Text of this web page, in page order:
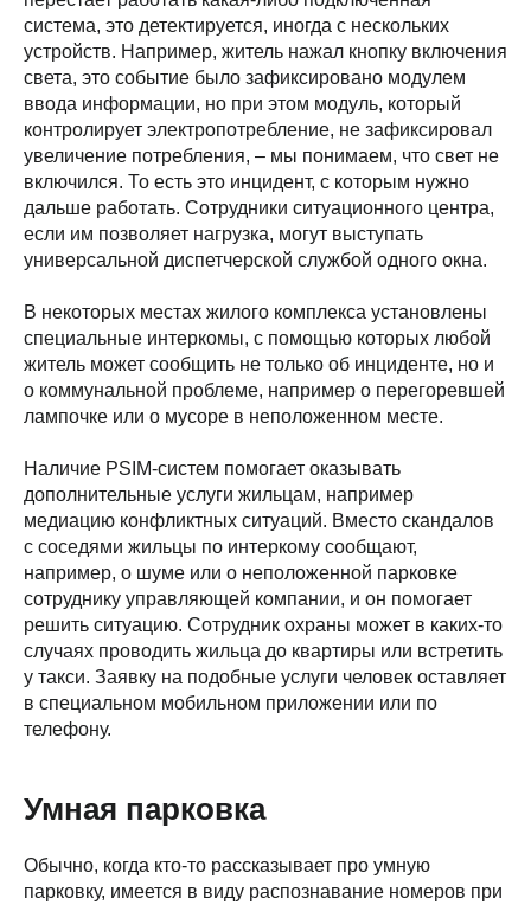
система, это детектируется, иногда с нескольких
устройств. Например, житель нажал кнопку включения
света, это событие было зафиксировано модулем
ввода информации, но при этом модуль, который
контролирует электропотребление, не зафиксировал
увеличение потребления, – мы понимаем, что свет не
включился. То есть это инцидент, с которым нужно
дальше работать. Сотрудники ситуационного центра,
если им позволяет нагрузка, могут выступать
универсальной диспетчерской службой одного окна.
В некоторых местах жилого комплекса установлены
специальные интеркомы, с помощью которых любой
житель может сообщить не только об инциденте, но и
о коммунальной проблеме, например о перегоревшей
лампочке или о мусоре в неположенном месте.
Наличие PSIM-систем помогает оказывать
дополнительные услуги жильцам, например
медиацию конфликтных ситуаций. Вместо скандалов
с соседями жильцы по интеркому сообщают,
например, о шуме или о неположенной парковке
сотруднику управляющей компании, и он помогает
решить ситуацию. Сотрудник охраны может в каких-то
случаях проводить жильца до квартиры или встретить
у такси. Заявку на подобные услуги человек оставляет
в специальном мобильном приложении или по
телефону.
Умная парковка
Обычно, когда кто-то рассказывает про умную
парковку, имеется в виду распознавание номеров при